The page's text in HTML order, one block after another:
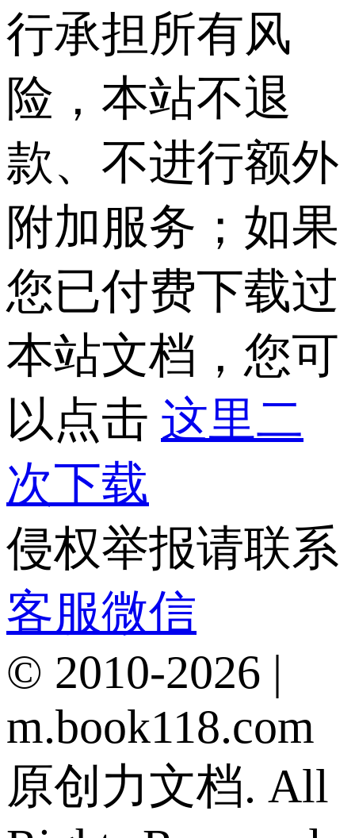
行承担所有风
险，本站不退
款、不进行额外
附加服务；如果
您已付费下载过
本站文档，您可
以点击 这里二
次下载
侵权举报请联系
客服微信
© 2010-2026 |
m.book118.com
原创力文档. All